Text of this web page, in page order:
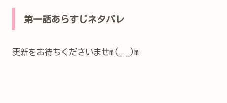
第一話あらすじネタバレ
更新をお待ちくださいませm(_ _)m